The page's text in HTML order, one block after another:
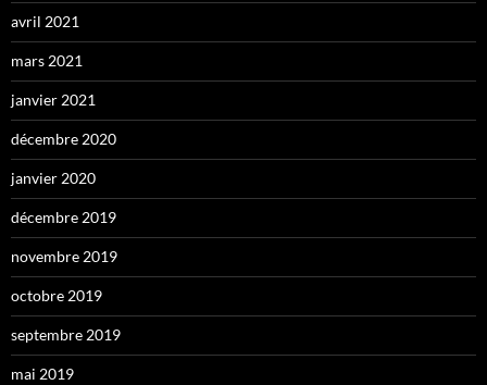
avril 2021
mars 2021
janvier 2021
décembre 2020
janvier 2020
décembre 2019
novembre 2019
octobre 2019
septembre 2019
mai 2019